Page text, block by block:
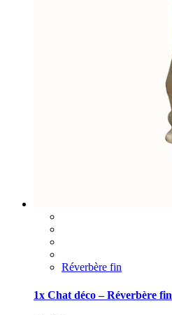
Réverbère fin
1x Chat déco – Réverbère fin